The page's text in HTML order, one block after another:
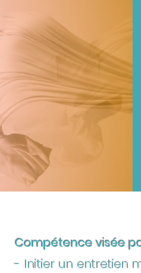
Compétence visée
- Initier un entretien